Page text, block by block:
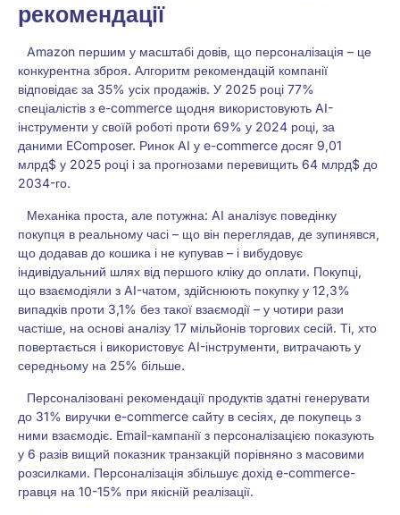
рекомендації
Amazon першим у масштабі довів, що персоналізація – це
конкурентна зброя. Алгоритм рекомендацій компанії
відповідає за 35% усіх продажів. У 2025 році 77%
спеціалістів з e-commerce щодня використовують AI-
інструменти у своїй роботі проти 69% у 2024 році, за
даними EComposer. Ринок AI у e-commerce досяг 9,01
млрд$ у 2025 році і за прогнозами перевищить 64 млрд$ до
2034-го.
Механіка проста, але потужна: AI аналізує поведінку
покупця в реальному часі – що він переглядав, де зупинявся,
що додавав до кошика і не купував – і вибудовує
індивідуальний шлях від першого кліку до оплати. Покупці,
що взаємодіяли з AI-чатом, здійснюють покупку у 12,3%
випадків проти 3,1% без такої взаємодії – у чотири рази
частіше, на основі аналізу 17 мільйонів торгових сесій. Ті, хто
повертається і використовує AI-інструменти, витрачають у
середньому на 25% більше.
Персоналізовані рекомендації продуктів здатні генерувати
до 31% виручки e-commerce сайту в сесіях, де покупець з
ними взаємодіє. Email-кампанії з персоналізацією показують
у 6 разів вищий показник транзакцій порівняно з масовими
розсилками. Персоналізація збільшує дохід e-commerce-
гравця на 10-15% при якісній реалізації.